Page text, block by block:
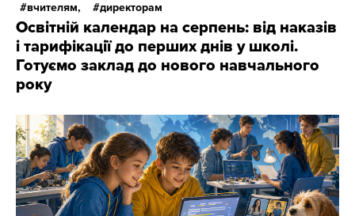
вчителям, директорам
Освітній календар на серпень: від наказів
і тарифікації до перших днів у школі.
Готуємо заклад до нового навчального
року